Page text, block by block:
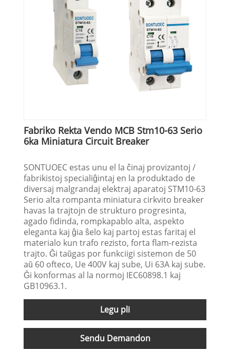
Fabriko Rekta Vendo MCB Stm10-63 Serio
6ka Miniatura Circuit Breaker
SONTUOEC estas unu el la ĉinaj provizantoj /
fabrikistoj specialiĝintaj en la produktado de
diversaj malgrandaj elektraj aparatoj STM10-63
Serio alta rompanta miniatura cirkvito breaker
havas la trajtojn de strukturo progresinta,
agado fidinda, rompkapablo alta, aspekto
eleganta kaj ĝia ŝelo kaj partoj estas faritaj el
materialo kun trafo rezisto, forta flam-rezista
trajto. Ĝi taŭgas por funkciigi sistemon de 50
aŭ 60 ofteco, Ue 400V kaj sube, Ui 63A kaj sube.
Ĝi konformas al la normoj IEC60898.1 kaj
GB10963.1.
Legu pli
Sendu Demandon